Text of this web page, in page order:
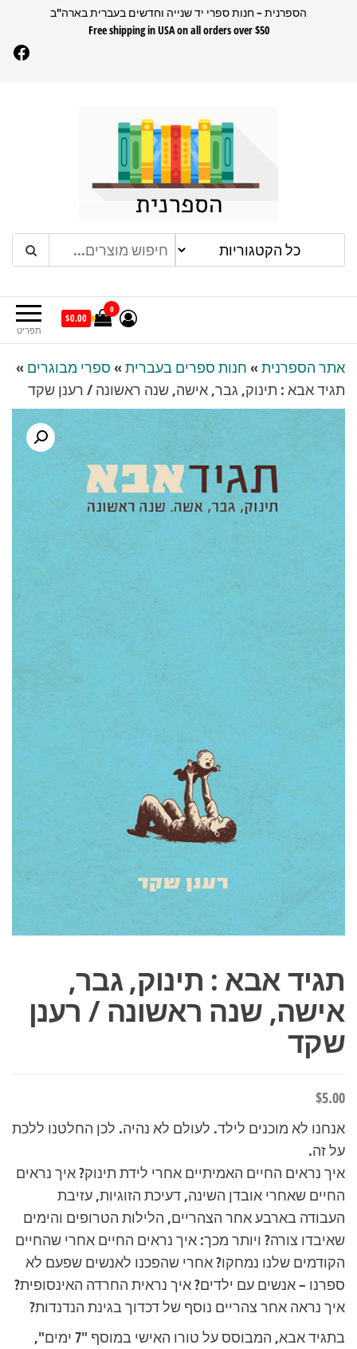
הספרנית – חנות ספרי יד שנייה וחדשים בעברית בארה"ב
Free shipping in USA on all orders over $50
הספרנית
תפריט
0
$0.00
אתר הספרנית » חנות ספרים בעברית » ספרי מבוגרים »
תגיד אבא : תינוק, גבר, אישה, שנה ראשונה / רענן שקד
תגיד אבא : תינוק, גבר,
אישה, שנה ראשונה / רענן
שקד
$5.00
אנחנו לא מוכנים לילד. לעולם לא נהיה. לכן החלטנו ללכת
על זה.
איך נראים החיים האמיתיים אחרי לידת תינוק? איך נראים
החיים שאחרי אובדן השינה, דעיכת הזוגיות, עזיבת
העבודה בארבע אחר הצהריים, הלילות הטרופים והימים
שאיבדו צורה? ויותר מכך: איך נראים החיים אחרי שהחיים
הקודמים שלנו נמחקו? אחרי שהפכנו לאנשים שפעם לא
ספרנו – אנשים עם ילדים? איך נראית החרדה האינסופית?
איך נראה אחר צהריים נוסף של דכדוך בגינת הנדנדות?
בתגיד אבא, המבוסס על טורו האישי במוסף "7 ימים",